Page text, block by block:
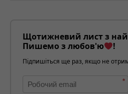
Щотижневий лист з
Пишемо з любов'ю
!
Підпишіться ще раз, якщо не
*